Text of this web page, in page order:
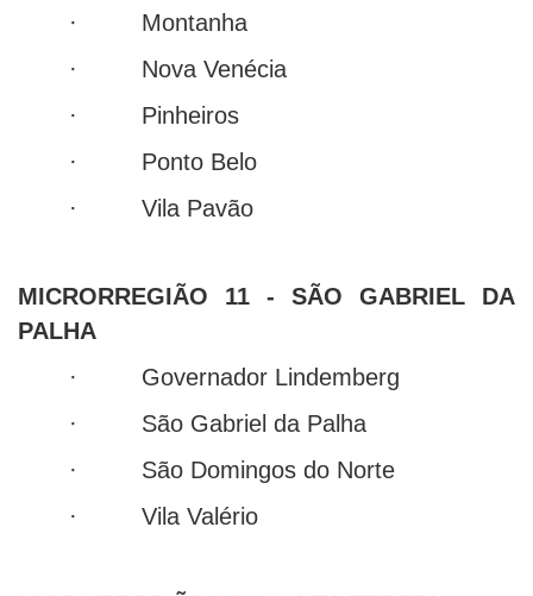
· Montanha
· Nova Venécia
· Pinheiros
· Ponto Belo
· Vila Pavão
MICRORREGIÃO 11 - SÃO GABRIEL DA
PALHA
· Governador Lindemberg
· São Gabriel da Palha
· São Domingos do Norte
· Vila Valério